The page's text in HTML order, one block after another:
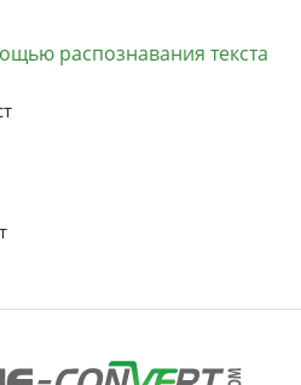
распознавания текста